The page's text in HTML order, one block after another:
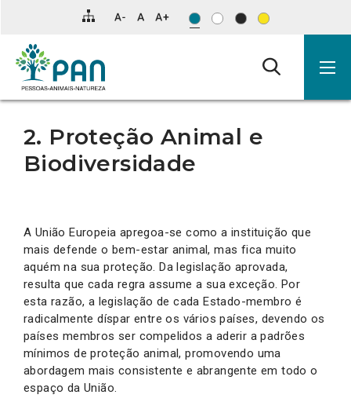
para
conteúdo
principal
da
2. Proteção Animal e
Biodiversidade
A União Europeia apregoa-se como a instituição que
mais defende o bem-estar animal, mas fica muito
aquém na sua proteção. Da legislação aprovada,
resulta que cada regra assume a sua exceção. Por
esta razão, a legislação de cada Estado-membro é
radicalmente díspar entre os vários países, devendo os
países membros ser compelidos a aderir a padrões
mínimos de proteção animal, promovendo uma
abordagem mais consistente e abrangente em todo o
espaço da União.